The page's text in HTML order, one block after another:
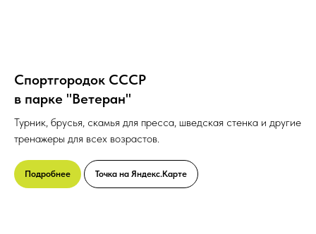
Спортгородок СССР
в парке "Ветеран"
Турник, брусья, скамья для пресса, шведская стенка и другие
тренажеры для всех возрастов.
Подробнее Точка на Яндекс.Карте